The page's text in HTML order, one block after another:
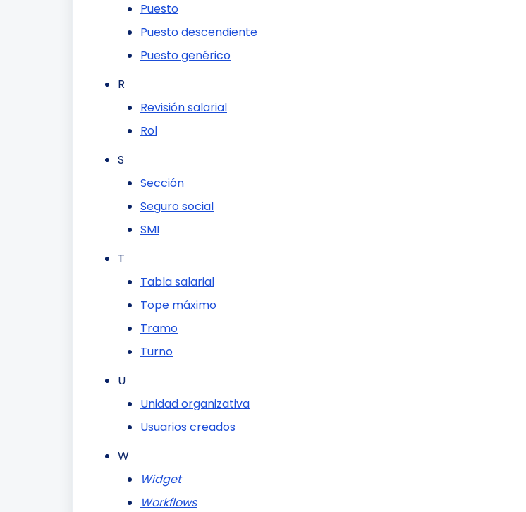
Puesto
Puesto descendiente
Puesto genérico
R
Revisión salarial
Rol
S
Sección
Seguro social
SMI
T
Tabla salarial
Tope máximo
Tramo
Turno
U
Unidad organizativa
Usuarios creados
W
Widget
Workflows